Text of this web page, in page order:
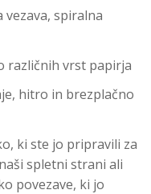
vezava, spiralna
različnih vrst papirja
hitro in brezplačno
ki ste jo pripravili za
spletni strani ali
povezave, ki jo